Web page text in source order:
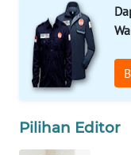
Pilihan Editor
WAHANA
HEALTH
WAHANA
DESA
WISATA